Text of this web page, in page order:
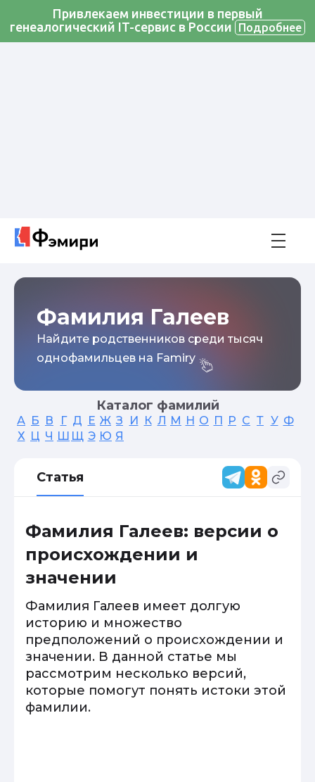
Привлекаем инвестиции в первый
генеалогический IT-сервис в России
Подробнее
Фамилия Галеев
Найдите родственников среди тысяч
однофамильцев на Famiry
Каталог фамилий
А Б В Г Д Е Ж З И К Л М Н О П Р С Т У Ф
Х Ц Ч Ш Щ Э Ю Я
Статья
Фамилия Галеев: версии о
происхождении и
значении
Фамилия Галеев имеет долгую
историю и множество
предположений о происхождении и
значении. В данной статье мы
рассмотрим несколько версий,
которые помогут понять истоки этой
фамилии.